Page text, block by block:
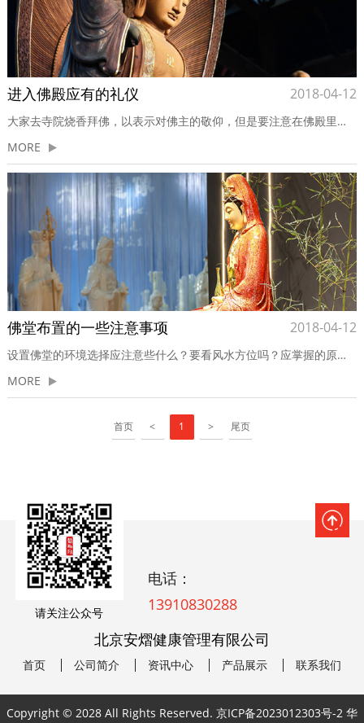
进入佛殿应有的礼仪 2018-04-12
大家去寺院烧香拜佛，以表示对佛主的敬仰，但是要注意在佛殿里的礼仪。去寺庙拜佛是个很庄严的事情，不像是去菜市场那样随便，有一些在佛殿里边要注意的小细节，给大家分享一下。1、缘左右两侧而入，不可行走正中央，以示恭敬。若靠门左侧行，则先以左脚入，右侧行则右脚先入。2、除佛经、佛像及供物之外，...
MORE
佛堂布置的一些注意事项 2018-04-12
设置佛堂的环境选择应注意些什么？要看风水方位吗？应掌握的原则为何？设立佛堂时，宜选择整洁清新、空气流动、光线充足、安静不吵闹的地方为原则。不须特别选择吉日吉时，也不必看地理方位，只要心存诚敬，便“日日是好日，时时是好时”。一、空间一般来说，若空间配置上许可，佛像可以朝向大门。如果是与...
MORE
首页 < 1 > 尾页
请关注公众号
电话：
13910830288
北京安熠健康管理有限公司
首页 公司简介 资讯中心 产品展示 联系我们
Copyright © 2028 All Rights Reserved. 京ICP备2023012303号-2 华